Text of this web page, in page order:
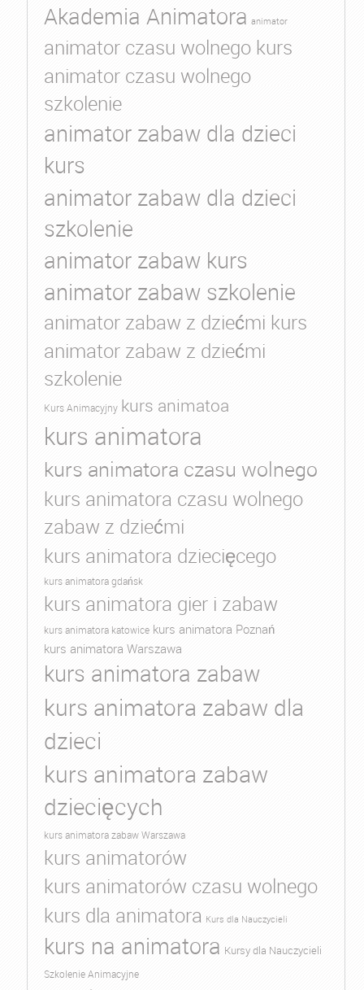
Akademia Animatora animator
animator czasu wolnego kurs
animator czasu wolnego
szkolenie
animator zabaw dla dzieci
kurs
animator zabaw dla dzieci
szkolenie
animator zabaw kurs
animator zabaw szkolenie
animator zabaw z dziećmi kurs
animator zabaw z dziećmi
szkolenie
Kurs Animacyjny kurs animatoa
kurs animatora
kurs animatora czasu wolnego
kurs animatora czasu wolnego
zabaw z dziećmi
kurs animatora dziecięcego
kurs animatora gdańsk
kurs animatora gier i zabaw
kurs animatora katowice kurs animatora Poznań
kurs animatora Warszawa
kurs animatora zabaw
kurs animatora zabaw dla
dzieci
kurs animatora zabaw
dziecięcych
kurs animatora zabaw Warszawa
kurs animatorów
kurs animatorów czasu wolnego
kurs dla animatora Kurs dla Nauczycieli
kurs na animatora Kursy dla Nauczycieli
Szkolenie Animacyjne